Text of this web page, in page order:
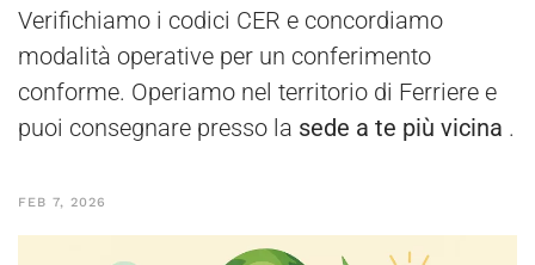
Verifichiamo i codici CER e concordiamo
modalità operative per un conferimento
conforme. Operiamo nel territorio di Ferriere e
puoi consegnare presso la sede a te più vicina .
FEB 7, 2026